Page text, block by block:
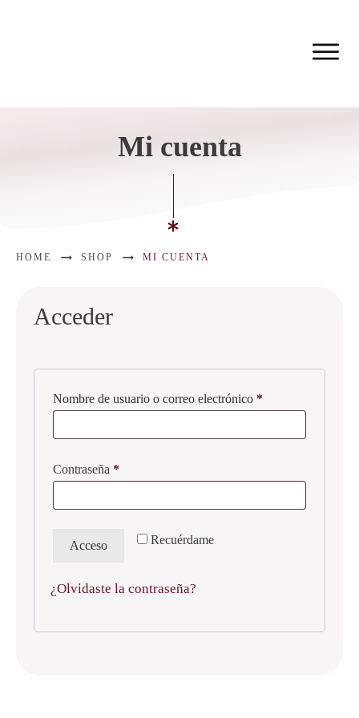
Mi cuenta
HOME SHOP MI CUENTA
Acceder
Nombre de usuario o correo electrónico *Obligatorio
Contraseña *Obligatorio
Recuérdame
Acceso
¿Olvidaste la contraseña?